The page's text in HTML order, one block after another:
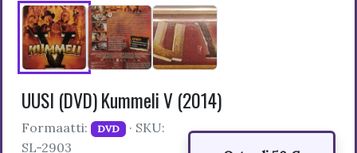
UUSI (DVD) Kummeli V (2014)
Formaatti: DVD · SKU:
SL-2903